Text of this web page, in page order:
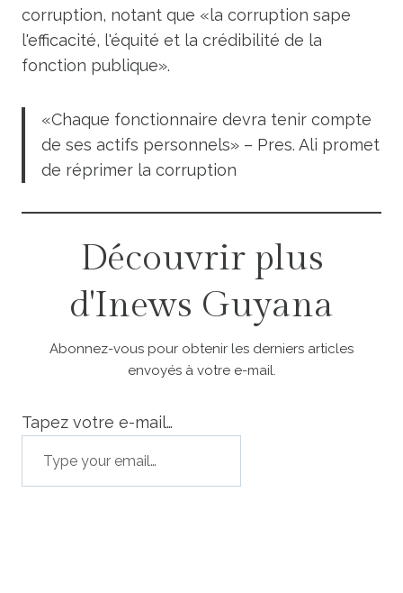
corruption, notant que «la corruption sape
l'efficacité, l'équité et la crédibilité de la
fonction publique».
«Chaque fonctionnaire devra tenir compte
de ses actifs personnels» – Pres. Ali promet
de réprimer la corruption
Découvrir plus
d'Inews Guyana
Abonnez-vous pour obtenir les derniers articles
envoyés à votre e-mail.
Tapez votre e-mail…